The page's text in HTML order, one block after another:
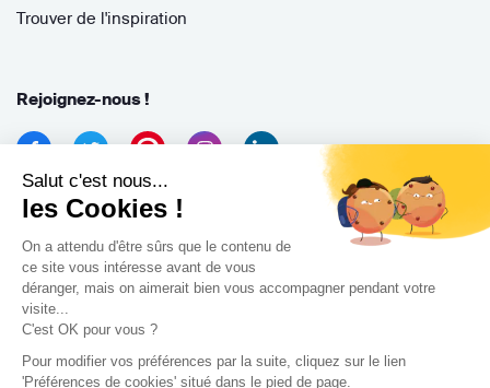
Salut c'est nous...
les Cookies !
On a attendu d'être sûrs que le contenu de
ce site vous intéresse avant de vous
déranger, mais on aimerait bien vous accompagner pendant votre
visite...
C'est OK pour vous ?
Pour modifier vos préférences par la suite, cliquez sur le lien
'Préférences de cookies' situé dans le pied de page.
Trouver de l'inspiration
Rejoignez-nous !
Archidvisor
13 Rue des Cordeliers, 33000 Bordeaux, France
Copyright 2021